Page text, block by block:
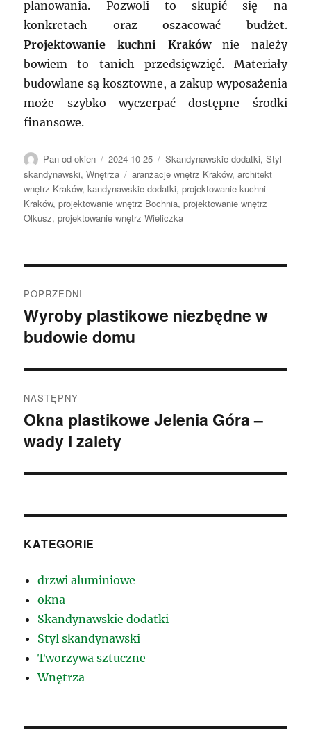
planowania. Pozwoli to skupić się na
konkretach oraz oszacować budżet.
Projektowanie kuchni Krakównie należy
bowiem to tanich przedsięwzięć. Materiały
budowlane są kosztowne, a zakup wyposażenia
może szybko wyczerpać dostępne środki
finansowe.
Autor
Pan od okien
Data
publikacji
2024-10-25 Kategorie
Skandynawskie dodatki,Styl
skandynawski,Wnętrza Tagi
aranżacje wnętrz Kraków,architekt
wnętrz Kraków,kandynawskie dodatki,projektowanie kuchni
Kraków,projektowanie wnętrz Bochnia,projektowanie wnętrz
Olkusz,projektowanie wnętrz Wieliczka
wpisu
POPRZEDNI
Poprzedni
wpis:
Wyroby plastikowe niezbędne w
budowie domu
NASTĘPNY
Następny
wpis:
Okna plastikowe Jelenia Góra –
wady i zalety
KATEGORIE
drzwi aluminiowe
okna
Skandynawskie dodatki
Styl skandynawski
Tworzywa sztuczne
Wnętrza